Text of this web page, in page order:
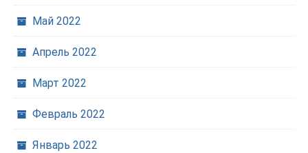
Май 2022
Апрель 2022
Март 2022
Февраль 2022
Январь 2022